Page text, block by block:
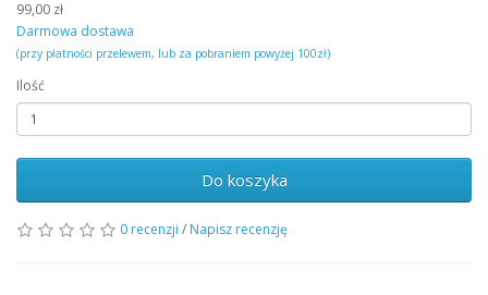
99,00 zł
Darmowa dostawa
(przy płatności przelewem, lub za pobraniem powyżej 100zł)
Ilość
Do koszyka
0 recenzji / Napisz recenzję